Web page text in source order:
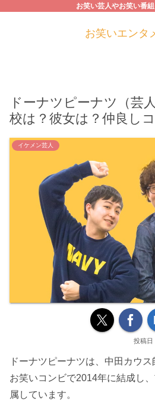
お笑い芸人やお笑い番
お笑いエンタ
ドーナツピーナツ（芸
校は？彼女は？仲良し
イケメン芸人
ドーナツピーナツは、中田カウ
お笑いコンビで2014年に結成し
属しています。